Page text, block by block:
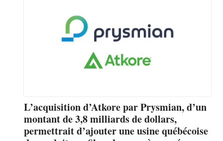
L’acquisition d’Atkore par Prysmian, d’un
montant de 3,8 milliards de dollars,
permettrait d’ajouter une usine québécoise